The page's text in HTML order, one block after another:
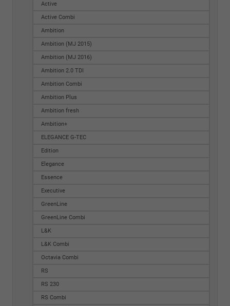
Active
Active Combi
Ambition
Ambition (MJ 2015)
Ambition (MJ 2016)
Ambition 2.0 TDI
Ambition Combi
Ambition Plus
Ambition fresh
Ambition+
ELEGANCE G-TEC
Edition
Elegance
Essence
Executive
GreenLine
GreenLine Combi
L&K
L&K Combi
Octavia Combi
RS
RS 230
RS Combi